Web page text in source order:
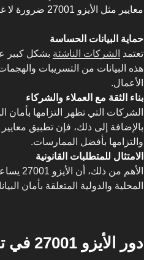
معايير مثل الأيزو 27001 ضرورة لا غنى عنها.
حماية البيانات الحساسة
تعتمد الشركات الناشئة بشكل كبير
هذه البيانات من التسريبات
الأعمال.
بناء الثقة مع العملاء والشركاء
الشركات التي تظهر التزامها بأمان
والتزامها بأفضل الممارسات.
الامتثال للمتطلبات القانونية
الأهم
المحلية والدولية المتعلقة بأمان
دور الأيزو 27001 في تعزيز الابتكار